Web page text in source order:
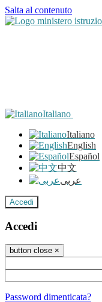
Salta al contenuto
Italiano
Italiano
English
Español
中文
عربى
Accedi
Accedi
button close ×
Password dimenticata?